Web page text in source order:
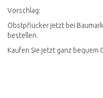
Vorschlag:
Obstpflücker jetzt bei
bestellen.
Kaufen Sie jetzt ganz bequem